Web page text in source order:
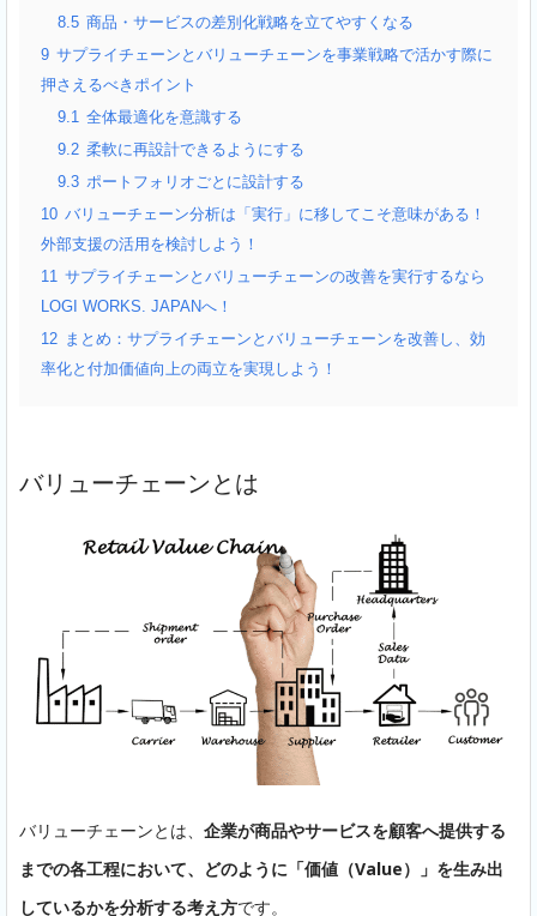
8.5 商品・サービスの差別化戦略を立てやすくなる
9 サプライチェーンとバリューチェーンを事業戦略で活かす際に
押さえるべきポイント
9.1 全体最適化を意識する
9.2 柔軟に再設計できるようにする
9.3 ポートフォリオごとに設計する
10 バリューチェーン分析は「実行」に移してこそ意味がある！
外部支援の活用を検討しよう！
11 サプライチェーンとバリューチェーンの改善を実行するなら
LOGI WORKS. JAPANへ！
12 まとめ：サプライチェーンとバリューチェーンを改善し、効
率化と付加価値向上の両立を実現しよう！
バリューチェーンとは
バリューチェーンとは、 企業が商品やサービスを顧客へ提供する
までの各工程において、どのように「価値（Value）」を生み出
しているかを分析する考え方です。